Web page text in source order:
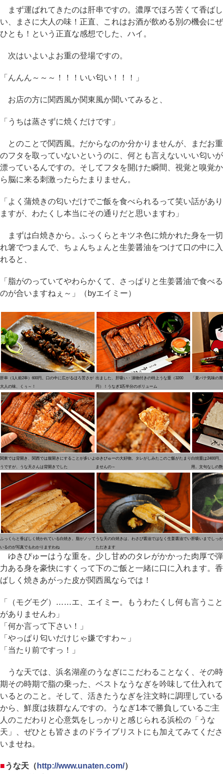
まず運ばれてきたのは肝串ですの。濃厚でほろ苦くて香ばし
い、まさに大人の味！正直、これはお酒が飲める別の機会にぜ
ひとも！という正直な感想でした、ハイ。
次はいよいよお重の登場ですの。
「んんん～～～！！！いい匂い！！！」
お店の方に関西風か関東風か聞いてみると、
「うちは蒸さずに焼くだけです」
とのことで関西風。だからなのか分かりませんが、まだお重
のフタを取っていないというのに、何とも言えないいい匂いが
漂っているんですの。そしてフタを開けた瞬間、視覚と嗅覚か
ら脳に来る刺激ったらたまりません。
「よく蒲焼きの匂いだけでご飯を食べられるって笑い話があり
ますが、わたくし本当にその通りだと思いますわ」
まずは白焼きから。ふっくらとキツネ色に焼かれた身を一切
れ箸でつまんで、ちょんちょんと生姜醤油をつけて口の中に入
れると、
「脂がのっていてやわらかくて、さっぱりと生姜醤油で食べる
のが合いますねぇ～」（byエイミー）
肝串（1人前2串）600円。口の中に広がるほろ苦さが
大人の味、くぅ～！
出ました、肝吸い・漬物付きの特上うな重（3200
円）！うなぎ1匹半分のボリューム
「夏バテ気味の
関東では背開き、関西では腹開きにすることが多いよ
うですが、うな天さんは背開きでした
ゆきぴゅーの大好物。タレがしみたこのご飯がたまり
ませんの～
白焼重は2400円
用。文句なしの
ふっくらと香ばしく焼かれている白焼き。脂がノッて
いるのが写真でもわかりますわね
うな天の白焼きは、わさび醤油ではなく生姜醤油でい
ただきます
肝吸いまでしっ
ゆきぴゅーはうな重を。少し甘めのタレがかかった肉厚で弾
力ある身を豪快にすくって下のご飯と一緒に口に入れます。香
ばしく焼きあがった皮が関西風ならでは！
「（モグモグ）……エ、エイミー。もうわたくし何も言うこと
がありませんわ」
「何か言って下さい！」
「やっぱり匂いだけじゃ嫌ですわ～」
「当たり前ですっ！」
うな天では、浜名湖産のうなぎにこだわることなく、その時
期その時期で脂の乗った、ベストなうなぎを吟味して仕入れて
いるとのこと。そして、活きたうなぎを注文時に調理している
から、鮮度は抜群なんですの。うなぎ1本で勝負しているご主
人のこだわりと心意気をしっかりと感じられる浜松の「うな
天」、ぜひとも皆さまのドライブリストにも加えてみてくださ
いませね。
■うな天（ http://www.unaten.com/）